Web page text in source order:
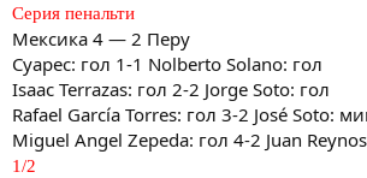
Серия пенальти
Мексика 4 — 2 Перу
Суарес: гол 1-1 Nolberto Solano: гол
Isaac Terrazas: гол 2-2 Jorge Soto: гол
Rafael García Torres: гол 3-2 José Soto:
Miguel Angel Zepeda: гол 4-2 Juan
1/2